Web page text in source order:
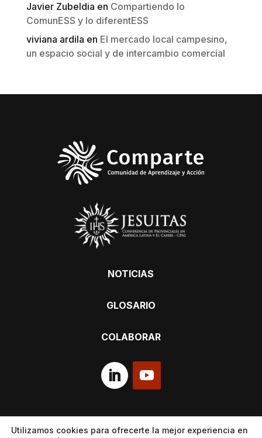
Javier Zubeldia en Compartiendo lo
ComunESS y lo diferentESS
viviana ardila en El mercado local campesino,
un espacio social y de intercambio comercial
NOTICIAS
GLOSARIO
COLABORAR
Utilizamos cookies para ofrecerte la mejor experiencia en